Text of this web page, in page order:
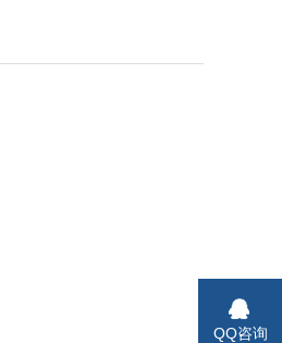
QQ咨询